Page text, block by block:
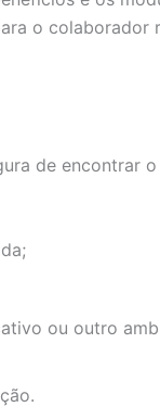
o colaborador
de encontrar
ou outro